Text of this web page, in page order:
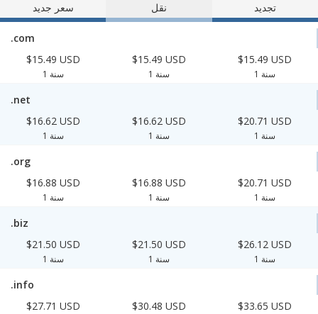
سعر جديد
نقل تجديد
.com
$15.49 USD
1 سنة
$15.49 USD
1 سنة
$15.49 USD
1 سنة
.net
$16.62 USD
1 سنة
$16.62 USD
1 سنة
$20.71 USD
1 سنة
.org
$16.88 USD
1 سنة
$16.88 USD
1 سنة
$20.71 USD
1 سنة
.biz
$21.50 USD
1 سنة
$21.50 USD
1 سنة
$26.12 USD
1 سنة
.info
$27.71 USD
$30.48 USD $33.65 USD